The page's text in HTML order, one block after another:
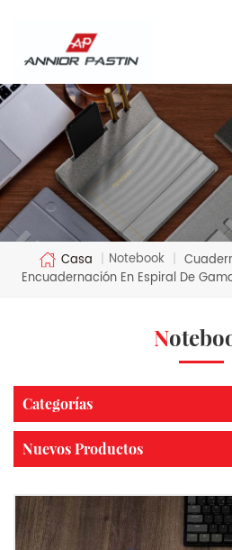
Casa | Notebook |
Encuadernación En Espiral De
Categorías
Nuevos Productos